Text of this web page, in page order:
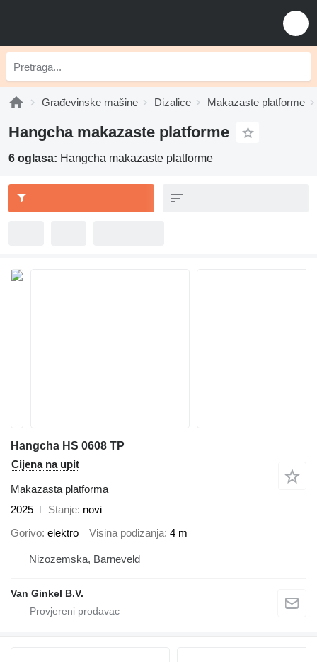
Građevinske mašine Dizalice Makazaste platforme
Hangcha makazaste platforme
6 oglasa: Hangcha makazaste platforme
Hangcha HS 0608 TP
Cijena na upit
Makazasta platforma
2025
Stanje novi
Gorivo elektro Visina podizanja 4 m
Nizozemska, Barneveld
Van Ginkel B.V.